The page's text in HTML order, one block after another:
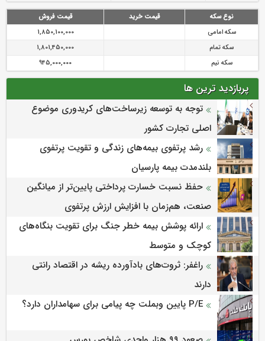
نوع سکه قیمت خرید
قیمت فروش
سکه امامی
1,850,100,000
سکه تمام
1,801,450,000
سکه نیم
945,000,000
پربازدید ترین ها
توجه به توسعه زیرساخت‌های کریدوری موضوع
اصلی تجارت کشور
رشد پرتفوی بیمه‌های زندگی و تقویت پرتفوی
بلندمدت بیمه پارسیان
حفظ نسبت خسارت پرداختی پایین‌تر از میانگین
صنعت، هم‌زمان با افزایش ارزش پرتفوی
ارائه پوشش بیمه خطر جنگ برای تقویت بنگاه‌های
کوچک و متوسط
راغفر: ثروت‌های بادآورده ریشه در اقتصاد رانتی
دارند
P/E پایین وبملت چه پیامی برای سهامداران دارد؟